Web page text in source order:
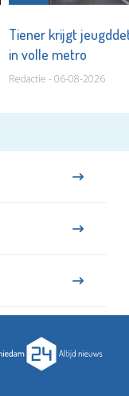
Tiener krijgt
in volle metro
Redactie - 06-08-2026